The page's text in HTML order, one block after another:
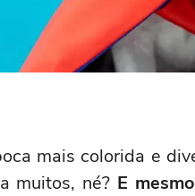
mais colorida e
muitos, né? E